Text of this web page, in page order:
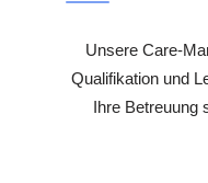
Unsere Care-
Qualifikation und
Ihre Betreuung